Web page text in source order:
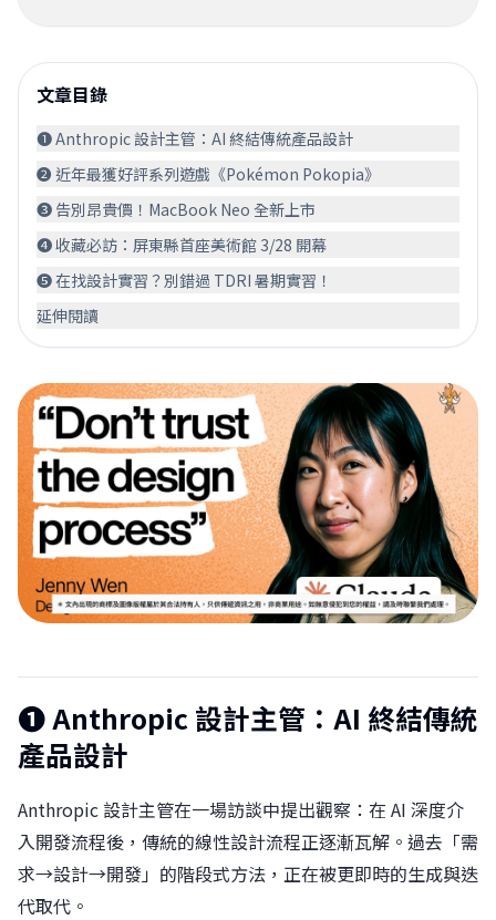
文章目錄
❶ Anthropic 設計主管：AI 終結傳統產品設計
❷ 近年最獲好評系列遊戲《Pokémon Pokopia》
❸ 告別昂貴價！MacBook Neo 全新上市
❹ 收藏必訪：屏東縣首座美術館 3/28 開幕
❺ 在找設計實習？別錯過 TDRI 暑期實習！
延伸閱讀
❶ Anthropic 設計主管：AI 終結傳統
產品設計
Anthropic 設計主管在一場訪談中提出觀察：在 AI 深度介
入開發流程後，傳統的線性設計流程正逐漸瓦解。過去「需
求→設計→開發」的階段式方法，正在被更即時的生成與迭
代取代。